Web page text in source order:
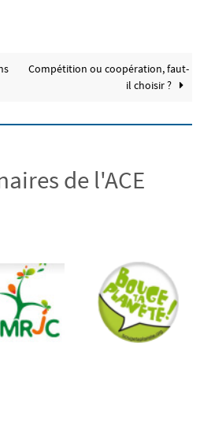
Compétition ou coopération, faut-
il choisir ?
de l'ACE